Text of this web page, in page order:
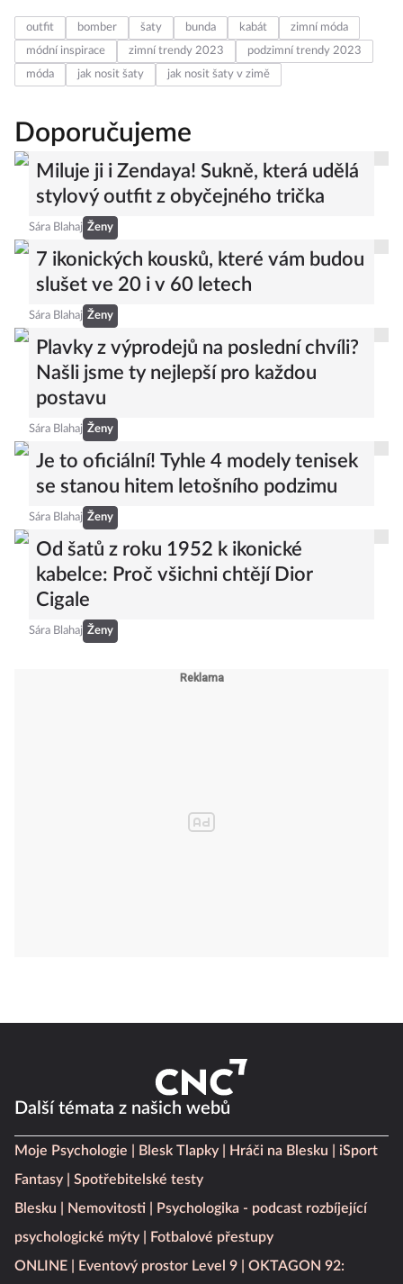
outfit bomber šaty bunda kabát
zimní móda
módní inspirace
zimní trendy 2023
podzimní trendy 2023
móda
jak nosit šaty jak nosit šaty v zimě
Doporučujeme
Miluje ji i Zendaya! Sukně, která udělá
stylový outfit z obyčejného trička
Sára Blahaj Ženy
7 ikonických kousků, které vám budou
slušet ve 20 i v 60 letech
Sára Blahaj Ženy
Plavky z výprodejů na poslední chvíli?
Našli jsme ty nejlepší pro každou
postavu
Sára Blahaj Ženy
Je to oficiální! Tyhle 4 modely tenisek
se stanou hitem letošního podzimu
Sára Blahaj Ženy
Od šatů z roku 1952 k ikonické
kabelce: Proč všichni chtějí Dior
Cigale
Sára Blahaj Ženy
Další témata z našich webů
Moje Psychologie Blesk Tlapky Hráči na Blesku
iSport
Fantasy
Spotřebitelské testy
Blesku
Nemovitosti
Psychologika - podcast rozbíjející
psychologické mýty
Fotbalové přestupy
ONLINE
Eventový prostor Level 9
OKTAGON 92: